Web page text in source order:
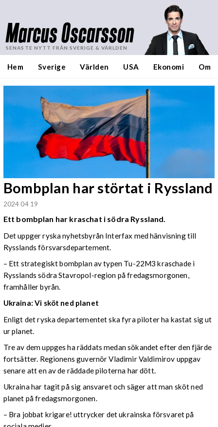
Marcus Oscarsson
SENASTE NYTT FRÅN SVERIGE & VÄRLDEN
Hem Sverige Världen USA Ekonomi Om
Bombplan har störtat i Ryssland
2024 04 19
Ett bombplan har kraschat i södra Ryssland.
Det uppger ryska nyhetsbyrån Interfax med hänvisning till
Rysslands försvarsdepartement.
– Ett strategiskt bombplan av typen Tu-22M3 kraschade i
Rysslands södra Stavropol-region på fredagsmorgonen,
framhåller byrån.
Ukraina: Vi sköt ned planet
Enligt det ryska departementet ska fyra piloter ha kastat sig ut
ur planet.
Tre av dem uppges ha räddats medan sökandet efter den fjärde
fortsätter. Regionens guvernör Vladimir Valdimirov uppgav
senare att en av de räddade piloterna har dött.
Ukraina har tagit på sig ansvaret och säger att man sköt ned
planet på fredagsmorgonen.
– Bra jobbat krigare! uttrycker det ukrainska försvaret på